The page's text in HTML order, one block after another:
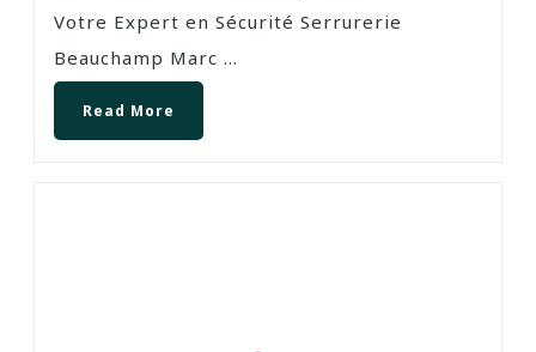
Votre Expert en Sécurité Serrurerie
Beauchamp Marc ...
Read More